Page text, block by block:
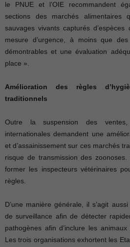
le PNUE et l’OIE recommandent
sections des marchés alimentaires
sauvages vivants capturés
mesure d’urgence, à moins que
démontrables et une évaluation
place ».
Amélioration des règles
traditionnels
Outre la suspension des
internationales demandent une
et d’assainissement sur ces marchés
risque de transmission des
former les inspecteurs vétérinaires
règles.
D’une manière générale, il s’agit
de surveillance afin de détecter
pathogènes afin d’inclure les
Les trois organisations exhortent les